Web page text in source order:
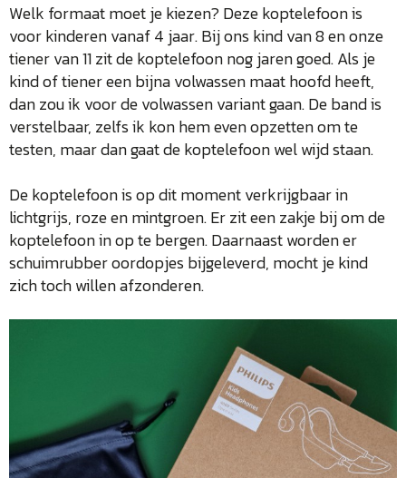
Welk formaat moet je kiezen? Deze koptelefoon is
voor kinderen vanaf 4 jaar. Bij ons kind van 8 en onze
tiener van 11 zit de koptelefoon nog jaren goed. Als je
kind of tiener een bijna volwassen maat hoofd heeft,
dan zou ik voor de volwassen variant gaan. De band is
verstelbaar, zelfs ik kon hem even opzetten om te
testen, maar dan gaat de koptelefoon wel wijd staan.
De koptelefoon is op dit moment verkrijgbaar in
lichtgrijs, roze en mintgroen. Er zit een zakje bij om de
koptelefoon in op te bergen. Daarnaast worden er
schuimrubber oordopjes bijgeleverd, mocht je kind
zich toch willen afzonderen.